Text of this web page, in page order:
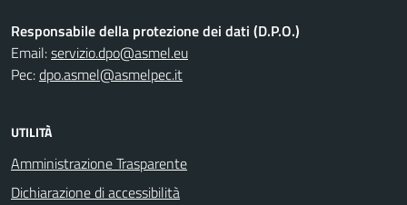
Responsabile della protezione dei dati (D.P.O.)
Email:servizio.dpo@asmel.eu
Pec:dpo.asmel@asmelpec.it
UTILITÀ
Amministrazione Trasparente
Dichiarazione di accessibilità